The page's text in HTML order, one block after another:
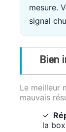
mesure.
signal
Bien
Le meilleur
mauvais
la